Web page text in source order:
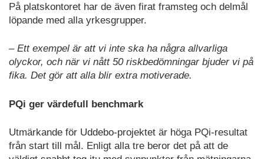
På platskontoret har de även firat framsteg och delmål
löpande med alla yrkesgrupper.
– Ett exempel är att vi inte ska ha några allvarliga
olyckor, och när vi nått 50 riskbedömningar bjuder vi på
fika. Det gör att alla blir extra motiverade.
PQi ger värdefull benchmark
Utmärkande för Uddebo-projektet är höga PQi-resultat
från start till mål. Enligt alla tre beror det på att de